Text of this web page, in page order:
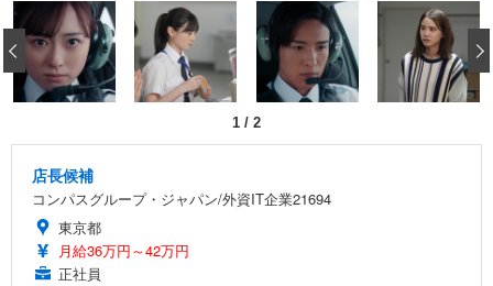
[EdoErgo] オフィスチェア 椅子 テレワーク 疲れな
い 跳ね上げ式アームレスト コンパクト 約105度ロッ
キング pc 事務椅子 360度回転 座面昇降 強化ナイロ
ン樹脂ベース 通気性メッシュ 在宅ワーク H-WY01
(黒網+黒枠+黒足)
￥5,699
SIHOO B100 オフィスチェア／デスクチェア メッシ
￥27,999
EIZO ビジネス向けプレミアムモニター | FlexScan
EV3240X-WT | 31.5型4K UHD・USB Type-C・ホワ
イト
￥105,595
EIZO ビジネス向けプレミアムモニター | FlexScan
￥109,572
Amazonベーシック ペットシーツ 薄型 レギュラー 1
回使い捨て 無香料 ホワイト 300枚
￥3,373
Amazonベーシック ペットシーツ 厚型 ワイド 42枚
￥3,234
1 / 2
‹
店長候補
コンパスグループ・ジャパン/外資IT企業21694
東京都
月給36万円～42万円
正社員